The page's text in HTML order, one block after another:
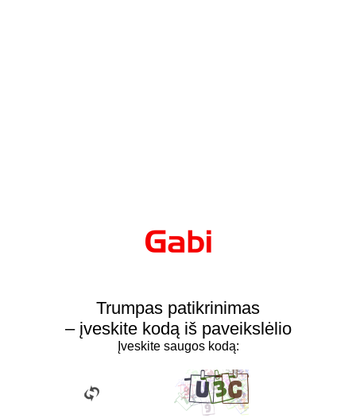
Trumpas patikrinimas
– įveskite kodą iš paveikslėlio
Įveskite saugos kodą: